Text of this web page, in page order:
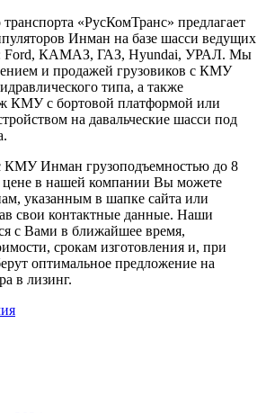
«РусКомТранс» предлагает
Инман на базе шасси ведущих
Ford, КАМАЗ, ГАЗ, Hyundai, УРАЛ. Мы
и продажей грузовиков с КМУ
типа, а также
КМУ с бортовой платформой или
на давальческие шасси под
КМУ Инман грузоподъемностью до 8
в нашей компании Вы можете
указанным в шапке сайта или
свои контактные данные. Наши
с Вами в ближайшее время,
срокам изготовления и, при
оптимальное предложение на
в лизинг.